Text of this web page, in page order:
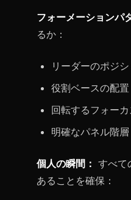
フォーメーションパ
るか：
リーダーのポジ
役割ベースの配置
回転するフォーカ
明確なパネル階層
個人の瞬間： すべて
あることを確保：